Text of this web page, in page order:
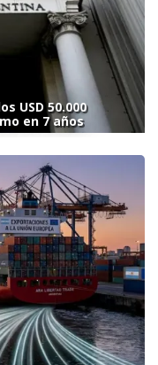
USD 50.000
en 7 años